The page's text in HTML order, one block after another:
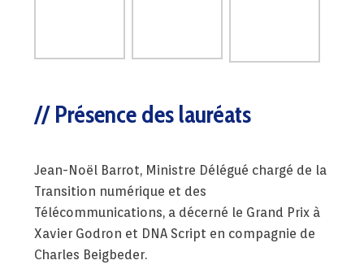
Présence des lauréats
Jean-Noël Barrot, Ministre Délégué chargé de la
Transition numérique et des
Télécommunications, a décerné le Grand Prix à
Xavier Godron et DNA Script en compagnie de
Charles Beigbeder.